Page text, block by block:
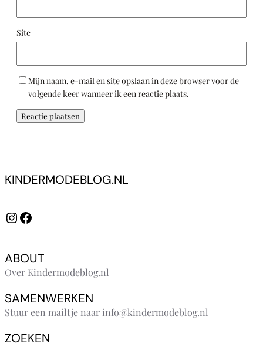
Site
Mijn naam, e-mail en site opslaan in deze browser voor de
volgende keer wanneer ik een reactie plaats.
KINDERMODEBLOG.NL
InstagramFacebook
ABOUT
Over Kindermodeblog.nl
SAMENWERKEN
Stuur een mailtje naar info@kindermodeblog.nl
ZOEKEN